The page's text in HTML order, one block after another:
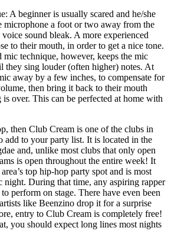
A beginner is usually scared and he/she
microphone a foot or two away from the
sound bleak. A more experienced
to their mouth, in order to get a nice tone.
mic technique, however, keeps the mic
they sing louder (often higher) notes. At
away by a few inches, to compensate for
then bring it back to their mouth
over. This can be perfected at home with
then Club Cream is one of the clubs in
add to your party list. It is located in the
and, unlike most clubs that only open
is open throughout the entire week! It
top hip-hop party spot and is most
night. During that time, any aspiring rapper
perform on stage. There have even been
like Beenzino drop it for a surprise
entry to Club Cream is completely free!
you should expect long lines most nights